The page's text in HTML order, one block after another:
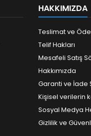
HAKKIMIZDA
Teslimat ve
Telif Hakları
Mesafeli Satış
Hakkımızda
Garanti ve İade
Kişisel verilerin
Sosyal Medya
Gizlilik ve